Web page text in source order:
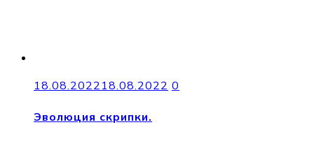
18.08.202218.08.2022 0
Эволюция скрипки.